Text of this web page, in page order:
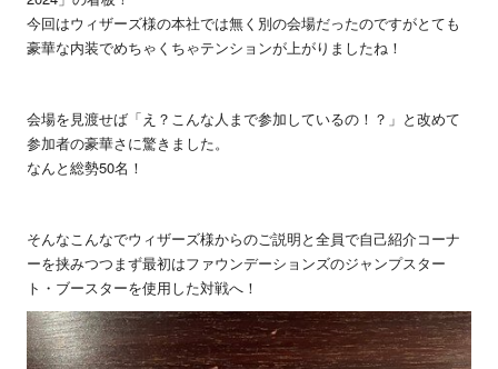
今回はウィザーズ様の本社では無く別の会場だったのですがとても
豪華な内装でめちゃくちゃテンションが上がりましたね！
会場を見渡せば「え？こんな人まで参加しているの！？」と改めて
参加者の豪華さに驚きました。
なんと総勢50名！
そんなこんなでウィザーズ様からのご説明と全員で自己紹介コーナ
ーを挟みつつまず最初はファウンデーションズのジャンプスター
ト・ブースターを使用した対戦へ！